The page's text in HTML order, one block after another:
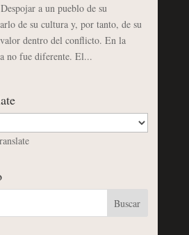
a un pueblo de su
de su cultura y, por tanto, de su
dentro del conflicto. En la
no fue diferente. El...